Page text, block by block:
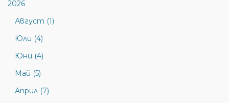
2026
Август (1)
Юли (4)
Юни (4)
Май (5)
Април (7)